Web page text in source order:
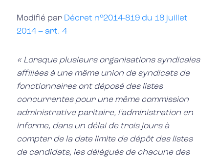
Modifié par Décret n°2014-819 du 18 juillet
2014 – art. 4
« Lorsque plusieurs organisations syndicales
affiliées à une même union de syndicats de
fonctionnaires ont déposé des listes
concurrentes pour une même commission
administrative paritaire, l’administration en
informe, dans un délai de trois jours à
compter de la date limite de dépôt des listes
de candidats, les délégués de chacune des